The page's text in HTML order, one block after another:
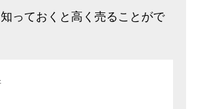
っておくと高く売ることがで